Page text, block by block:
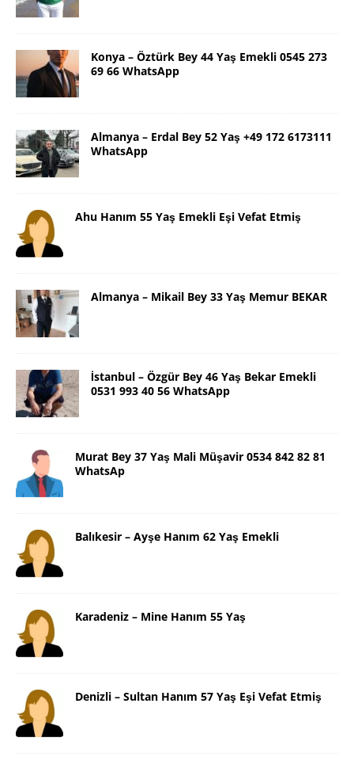
Konya – Öztürk Bey 44 Yaş Emekli 0545 273
69 66 WhatsApp
Almanya – Erdal Bey 52 Yaş +49 172 6173111
WhatsApp
Ahu Hanım 55 Yaş Emekli Eşi Vefat Etmiş
Almanya – Mikail Bey 33 Yaş Memur BEKAR
İstanbul – Özgür Bey 46 Yaş Bekar Emekli
0531 993 40 56 WhatsApp
Murat Bey 37 Yaş Mali Müşavir 0534 842 82 81
WhatsAp
Balıkesir – Ayşe Hanım 62 Yaş Emekli
Karadeniz – Mine Hanım 55 Yaş
Denizli – Sultan Hanım 57 Yaş Eşi Vefat Etmiş